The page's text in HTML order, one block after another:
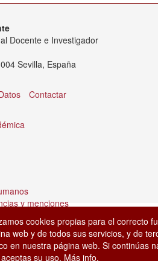
Docente e Investigador
Sevilla, España
Contactar
y menciones
cookies propias para el correcto
web y de todos sus servicios, y de
en nuestra página web. Si continúas
su uso. Más info.